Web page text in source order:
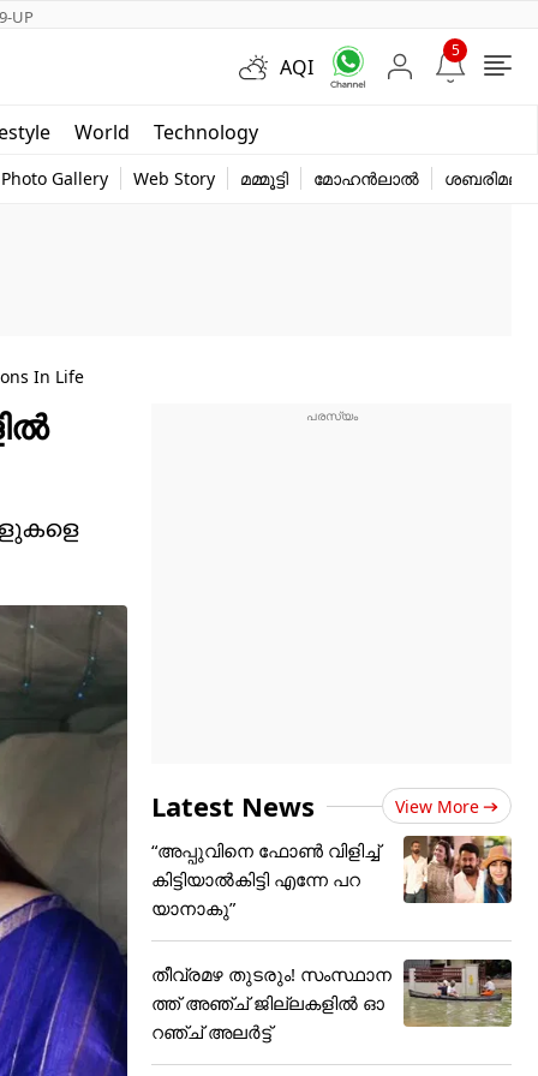
UP
AQI
5
World Technology
Photo Gallery Web Story മമ്മൂട്ടി മോഹൻലാൽ ശബരിമല
In Life
Latest News View More
“അപ്പുവിനെ ഫോൺ വിളിച്ച്
കിട്ടിയാൽകിട്ടി എന്നേ പറ
യാനാകു”
തീവ്രമഴ തുടരും! സംസ്ഥാന
ത്ത് അഞ്ച് ജില്ലകളില്‍ ഓ
റഞ്ച് അലര്‍ട്ട്‌